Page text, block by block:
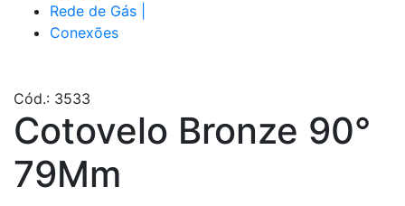
Rede de Gás
Conexões
Cód.: 3533
Cotovelo Bronze 90°
79Mm